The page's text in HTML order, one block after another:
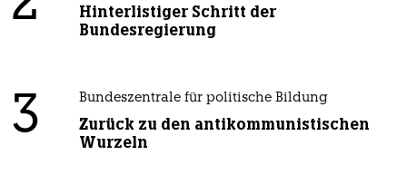
Hinterlistiger Schritt der
Bundesregierung
3 Bundeszentrale für politische Bildung
Zurück zu den antikommunistischen
Wurzeln